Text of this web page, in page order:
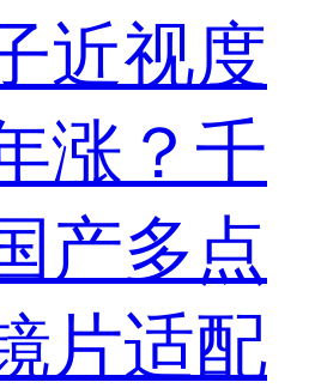
近视度
涨？千
产多点
片适配